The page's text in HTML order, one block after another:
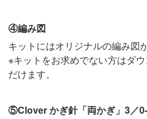
④編み図
キットにはオリジナルの編み図
※キットをお求めでない方はダ
だけます。
⑤Clover かぎ針「両かぎ」3／